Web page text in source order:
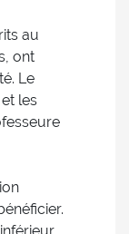
au
ont
Le
les